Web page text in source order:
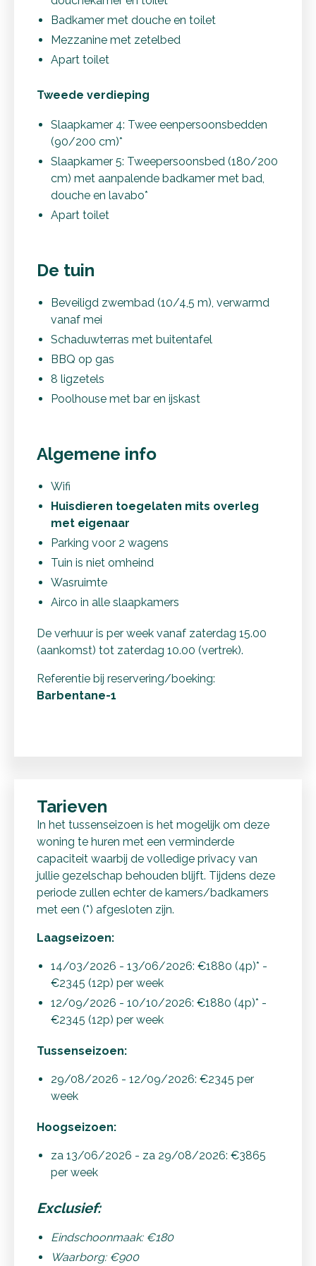
Badkamer met douche en toilet
Mezzanine met zetelbed
Apart toilet
Tweede verdieping
Slaapkamer 4: Twee eenpersoonsbedden
(90/200 cm)*
Slaapkamer 5: Tweepersoonsbed (180/200
cm) met aanpalende badkamer met bad,
douche en lavabo*
Apart toilet
De tuin
Beveiligd zwembad (10/4,5 m), verwarmd
vanaf mei
Schaduwterras met buitentafel
BBQ op gas
8 ligzetels
Poolhouse met bar en ijskast
Algemene info
Wifi
Huisdieren toegelaten mits overleg
met eigenaar
Parking voor 2 wagens
Tuin is niet omheind
Wasruimte
Airco in alle slaapkamers
De verhuur is per week vanaf zaterdag 15.00
(aankomst) tot zaterdag 10.00 (vertrek).
Referentie bij reservering/boeking:
Barbentane-1
Tarieven
In het tussenseizoen is het mogelijk om deze
woning te huren met een verminderde
capaciteit waarbij de volledige privacy van
jullie gezelschap behouden blijft. Tijdens deze
periode zullen echter de kamers/badkamers
met een (*) afgesloten zijn.
Laagseizoen:
14/03/2026 - 13/06/2026: €1880 (4p)* -
€2345 (12p) per week
12/09/2026 - 10/10/2026: €1880 (4p)* -
€2345 (12p) per week
Tussenseizoen:
29/08/2026 - 12/09/2026: €2345 per
week
Hoogseizoen:
za 13/06/2026 - za 29/08/2026: €3865
per week
Exclusief:
Eindschoonmaak: €180
Waarborg: €900